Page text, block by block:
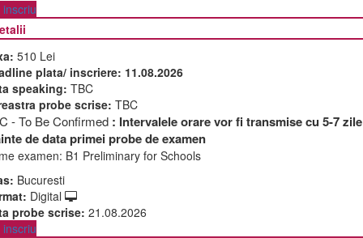
510 Lei
plata/ inscriere: 11.08.2026
speaking: TBC
probe scrise: TBC
- To Be Confirmed : Intervalele orare vor fi transmise cu 5-7 zile
de data primei probe de examen
examen: B1 Preliminary for Schools
Bucuresti
Digital
probe scrise: 21.08.2026